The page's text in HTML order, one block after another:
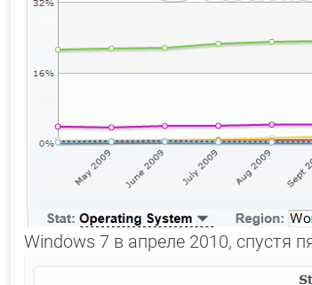
Windows 7 в апреле 2010, спустя